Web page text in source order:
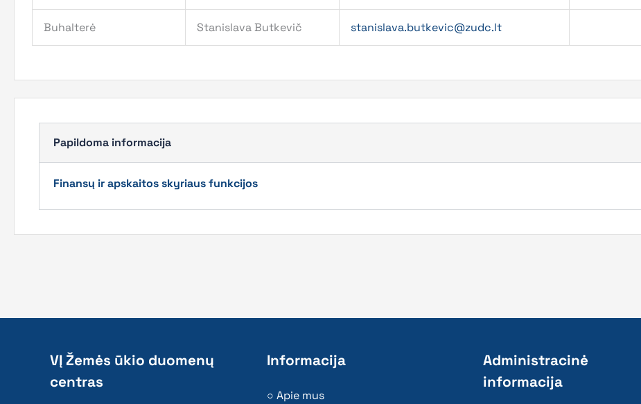
Buhalterė Stanislava Butkevič stanislava.butkevic@zudc.lt
Papildoma informacija
Finansų ir apskaitos skyriaus funkcijos
VĮ Žemės ūkio duomenų
centras
Informacija
Apie mus
Administracinė
informacija